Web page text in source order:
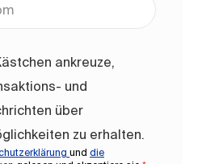
ankreuze,
und
über
zu erhalten.
und die